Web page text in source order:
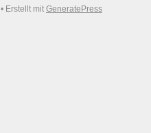
• Erstellt mit GeneratePress